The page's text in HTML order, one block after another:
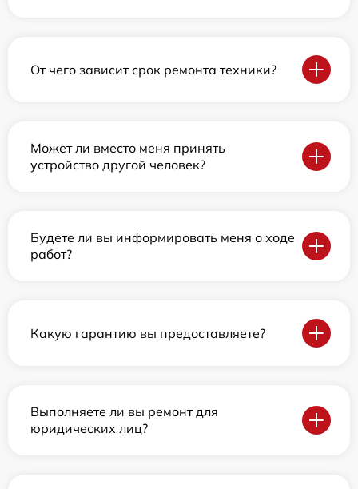
От чего зависит срок ремонта техники?
Может ли вместо меня принять
устройство другой человек?
Будете ли вы информировать меня о ходе
работ?
Какую гарантию вы предоставляете?
Выполняете ли вы ремонт для
юридических лиц?